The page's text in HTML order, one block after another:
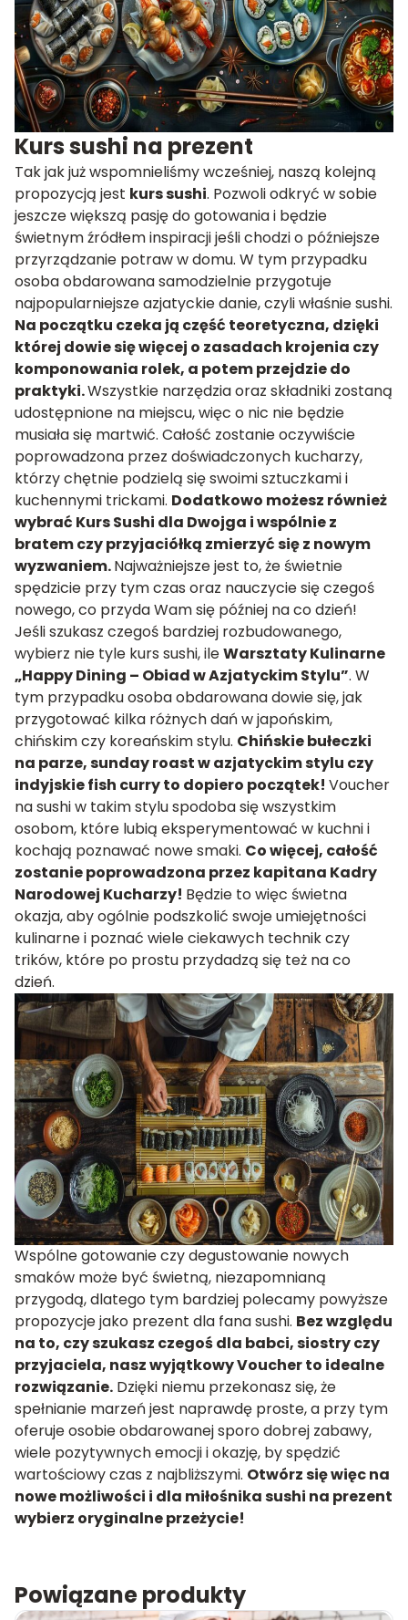
Kurs sushi na prezent
Tak jak już wspomnieliśmy wcześniej, naszą kolejną
propozycją jest kurs sushi. Pozwoli odkryć w sobie
jeszcze większą pasję do gotowania i będzie
świetnym źródłem inspiracji jeśli chodzi o późniejsze
przyrządzanie potraw w domu. W tym przypadku
osoba obdarowana samodzielnie przygotuje
najpopularniejsze azjatyckie danie, czyli właśnie sushi.
Na początku czeka ją część teoretyczna, dzięki
której dowie się więcej o zasadach krojenia czy
komponowania rolek, a potem przejdzie do
praktyki.Wszystkie narzędzia oraz składniki zostaną
udostępnione na miejscu, więc o nic nie będzie
musiała się martwić. Całość zostanie oczywiście
poprowadzona przez doświadczonych kucharzy,
którzy chętnie podzielą się swoimi sztuczkami i
kuchennymi trickami. Dodatkowo możesz również
wybrać Kurs Sushi dla Dwojga i wspólnie z
bratem czy przyjaciółką zmierzyć się z nowym
wyzwaniem.Najważniejsze jest to, że świetnie
spędzicie przy tym czas oraz nauczycie się czegoś
nowego, co przyda Wam się później na co dzień!
Jeśli szukasz czegoś bardziej rozbudowanego,
wybierz nie tyle kurs sushi, ileWarsztaty Kulinarne
„Happy Dining – Obiad w Azjatyckim Stylu”. W
tym przypadku osoba obdarowana dowie się, jak
przygotować kilka różnych dań w japońskim,
chińskim czy koreańskim stylu. Chińskie bułeczki
na parze, sunday roast w azjatyckim stylu czy
indyjskie fish curry to dopiero początek! Voucher
na sushi w takim stylu spodoba się wszystkim
osobom, które lubią eksperymentować w kuchni i
kochają poznawać nowe smaki. Co więcej, całość
zostanie poprowadzona przez kapitana Kadry
Narodowej Kucharzy! Będzie to więc świetna
okazja, aby ogólnie podszkolić swoje umiejętności
kulinarne i poznać wiele ciekawych technik czy
trików, które po prostu przydadzą się też na co
dzień.
Wspólne gotowanie czy degustowanie nowych
smaków może być świetną, niezapomnianą
przygodą, dlatego tym bardziej polecamy powyższe
propozycje jako prezent dla fana sushi. Bez względu
na to, czy szukasz czegoś dla babci, siostry czy
przyjaciela, nasz wyjątkowy Voucher to idealne
rozwiązanie. Dzięki niemu przekonasz się, że
spełnianie marzeń jest naprawdę proste, a przy tym
oferuje osobie obdarowanej sporo dobrej zabawy,
wiele pozytywnych emocji i okazję, by spędzić
wartościowy czas z najbliższymi. Otwórz się więc na
nowe możliwości i dla miłośnika sushi na prezent
wybierz oryginalne przeżycie!
Powiązane produkty